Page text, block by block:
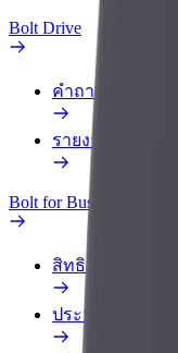
Bolt Drive
คำถามที่พบบ่อย
รายงานรถ
Bolt for Business
สิทธิประโยชน์
ประวัติการทำงาน